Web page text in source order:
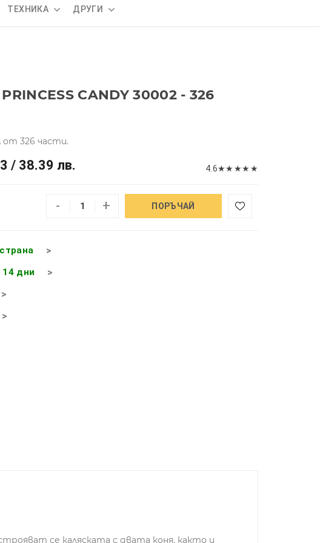
ТЕХНИКА ДРУГИ
CANDY 30002 - 326
326 части.
/ 38.39 лв. 4.6★★ ★★ ★
- + ПОРЪЧАЙ
дни
се каляската с двата коня, както и